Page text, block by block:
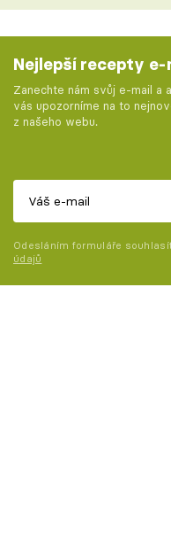
Nejlepší recepty e-
Zanechte nám svůj e-mail a
vás upozorníme na to
z našeho webu.
Odesláním formuláře
údajů